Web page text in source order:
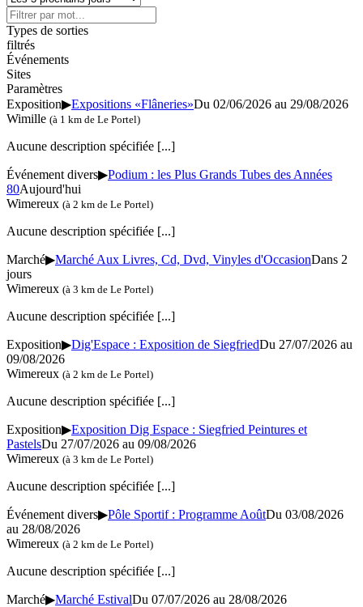
Types de sorties
filtrés
Événements
Sites
Paramètres
Exposition▶Expositions «Flâneries»Du 02/06/2026 au 29/08/2026
Wimille (à 1 km de Le Portel)
Aucune description spécifiée [...]
Événement divers▶Podium : les Plus Grands Tubes des Années
80Aujourd'hui
Wimereux (à 2 km de Le Portel)
Aucune description spécifiée [...]
Marché▶Marché Aux Livres, Cd, Dvd, Vinyles d'OccasionDans 2
jours
Wimereux (à 3 km de Le Portel)
Aucune description spécifiée [...]
Exposition▶Dig'Espace : Exposition de SiegfriedDu 27/07/2026 au
09/08/2026
Wimereux (à 2 km de Le Portel)
Aucune description spécifiée [...]
Exposition▶Exposition Dig Espace : Siegfried Peintures et
PastelsDu 27/07/2026 au 09/08/2026
Wimereux (à 3 km de Le Portel)
Aucune description spécifiée [...]
Événement divers▶Pôle Sportif : Programme AoûtDu 03/08/2026
au 28/08/2026
Wimereux (à 2 km de Le Portel)
Aucune description spécifiée [...]
Marché▶Marché EstivalDu 07/07/2026 au 28/08/2026